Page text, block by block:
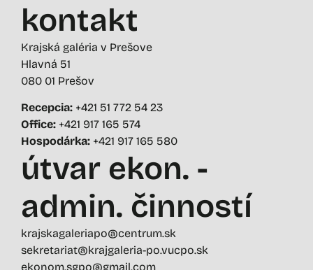
kontakt
Krajská galéria v Prešove
Hlavná 51
080 01 Prešov
Recepcia: +421 51 772 54 23
Office: +421 917 165 574
Hospodárka: +421 917 165 580
útvar ekon. -
admin. činností
krajskagaleriapo@centrum.sk
sekretariat@krajgaleria-po.vucpo.sk
ekonom.sgpo@gmail.com